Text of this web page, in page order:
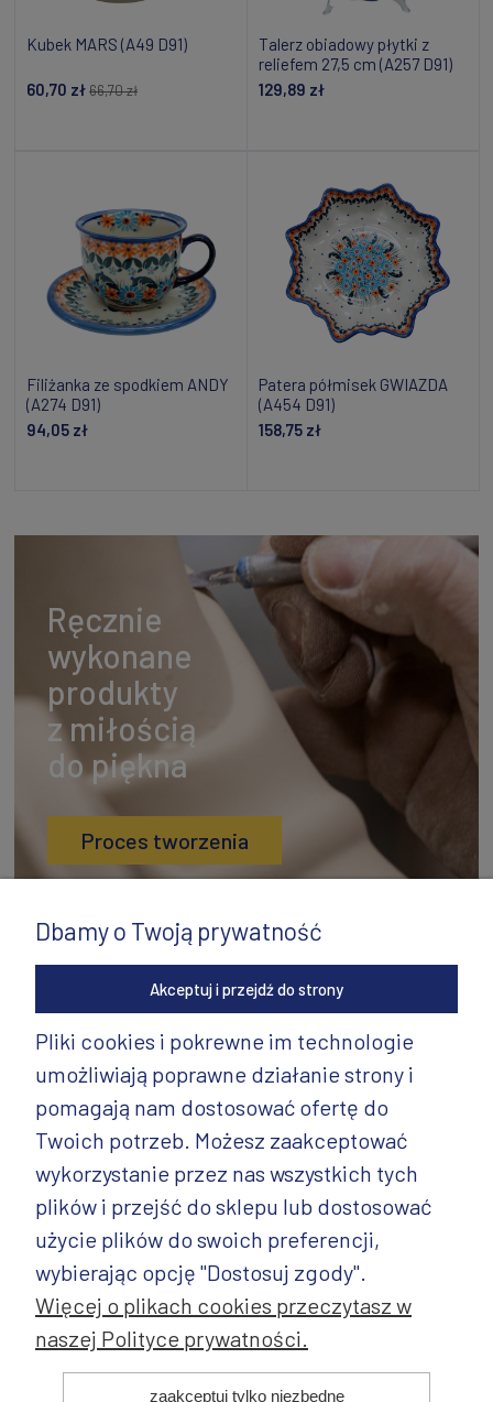
Kubek MARS (A49 D91)
60,70 zł66,70 zł
Talerz obiadowy płytki z
reliefem 27,5 cm (A257 D91)
129,89 zł
Filiżanka ze spodkiem ANDY
(A274 D91)
94,05 zł
Patera półmisek GWIAZDA
(A454 D91)
158,75 zł
Ręcznie
wykonane
produkty
z miłością
do piękna
Proces tworzenia
INFORMACJE
PRODUKTY CD.
POZOSTAŁE
Dbamy o Twoją prywatność
Akceptuj i przejdź do strony
Pliki cookies i pokrewne im technologie
umożliwiają poprawne działanie strony i
pomagają nam dostosować ofertę do
Twoich potrzeb. Możesz zaakceptować
wykorzystanie przez nas wszystkich tych
plików i przejść do sklepu lub dostosować
użycie plików do swoich preferencji,
wybierając opcję "Dostosuj zgody".
Więcej o plikach cookies przeczytasz w
naszej Polityce prywatności.
zaakceptuj tylko niezbędne